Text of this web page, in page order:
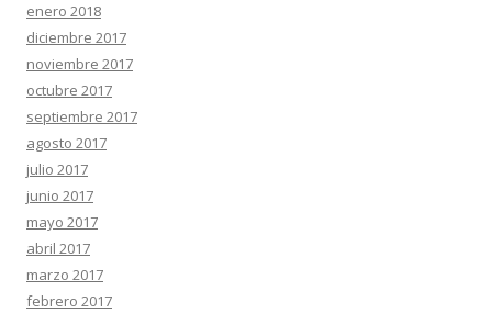
enero 2018
diciembre 2017
noviembre 2017
octubre 2017
septiembre 2017
agosto 2017
julio 2017
junio 2017
mayo 2017
abril 2017
marzo 2017
febrero 2017